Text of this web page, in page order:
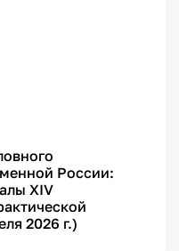
России:
XIV
2026 г.)